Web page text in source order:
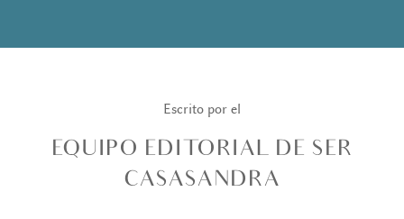
Escrito por el
EQUIPO EDITORIAL DE SER
CASASANDRA